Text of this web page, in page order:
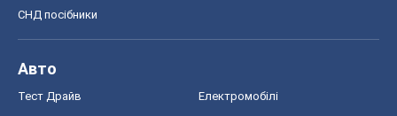
СНД посібники
Авто
Тест Драйв Електромобілі